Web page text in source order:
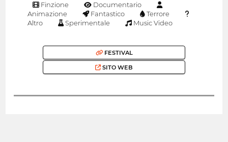
Finzione
Documentario
Animazione
Fantastico
Terrore
Altro
Sperimentale Music Video
FESTIVAL
SITO WEB